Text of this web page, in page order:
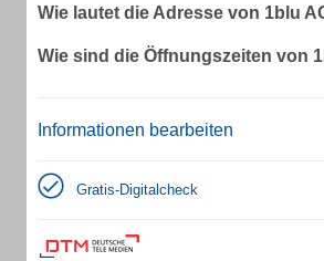
Wie lautet die Adresse von 1blu
Wie sind die Öffnungszeiten von
Informationen bearbeiten
Gratis-Digitalcheck